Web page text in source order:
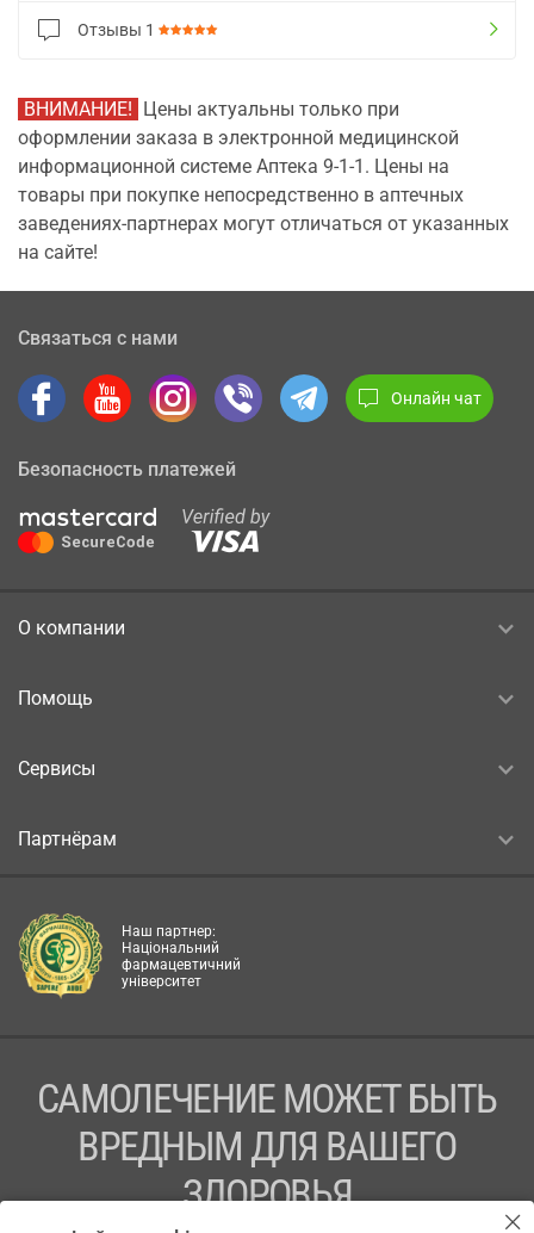
Отзывы 1
ВНИМАНИЕ! Цены актуальны только при
оформлении заказа в электронной медицинской
информационной системе Аптека 9-1-1. Цены на
товары при покупке непосредственно в аптечных
заведениях-партнерах могут отличаться от указанных
на сайте!
Связаться с нами
Онлайн чат
Безопасность платежей
О компании
Помощь
Сервисы
Партнёрам
Наш партнер:
Національний
фармацевтичний
університет
САМОЛЕЧЕНИЕ МОЖЕТ БЫТЬ
ВРЕДНЫМ ДЛЯ ВАШЕГО
ЗДОРОВЬЯ